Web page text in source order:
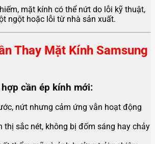
mặt kính có thể nứt do lỗi kỹ thuật,
ngột hoặc lỗi từ nhà sản xuất.
Thay Mặt Kính Samsung
cần ép kính mới:
nứt nhưng cảm ứng vẫn hoạt động
thị sắc nét, không bị đốm sáng hay chảy